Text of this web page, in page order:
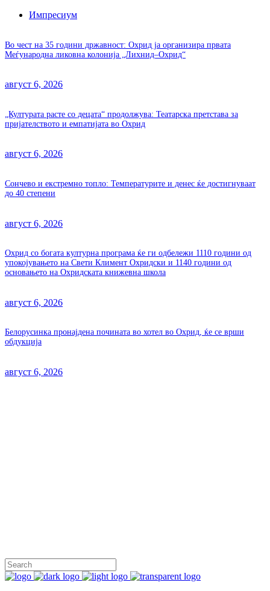
Импресиум
Во чест на 35 години државност: Охрид ја организира првата
Меѓународна ликовна колонија „Лихнид–Охрид“
август 6, 2026
„Културата расте со децата“ продолжува: Театарска претстава за
пријателството и емпатијата во Охрид
август 6, 2026
Сончево и екстремно топло: Температурите и денес ќе достигнуваат
до 40 степени
август 6, 2026
Охрид со богата културна програма ќе ги одбележи 1110 години од
упокојувањето на Свети Климент Охридски и 1140 години од
основањето на Охридската книжевна школа
август 6, 2026
Белорусинка пронајдена почината во хотел во Охрид, ќе се врши
обдукција
август 6, 2026